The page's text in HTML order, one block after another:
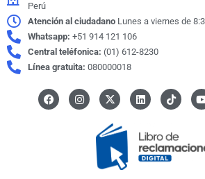
Perú
Atención al ciudadano Lunes a viernes de
Whatsapp: +51 914 121 106
Central teléfonica: (01) 612-8230
Línea gratuita: 080000018
F
a
c
I
n
s
X
-
t
w
i
t
t
e
L
i
n
e
d
i
n
I
c
o
-
t
i
k
u